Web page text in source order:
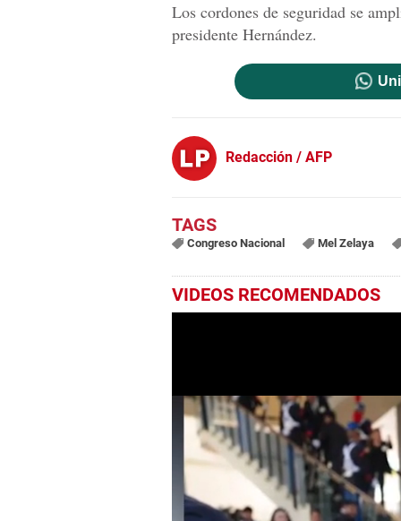
Los cordones de seguridad se
presidente Hernández.
Redacción / AFP
Congreso Nacional Mel Zelaya
VIDEOS RECOMENDADOS